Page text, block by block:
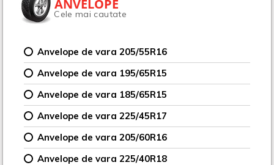
ANVELOPE
Cele mai cautate
Anvelope de vara 205/55R16
Anvelope de vara 195/65R15
Anvelope de vara 185/65R15
Anvelope de vara 225/45R17
Anvelope de vara 205/60R16
Anvelope de vara 225/40R18